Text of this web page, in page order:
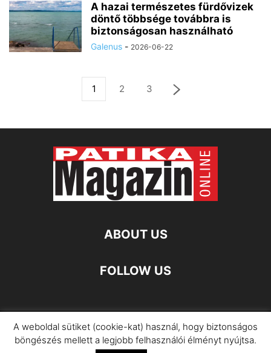
A hazai természetes fürdővizek
döntő többsége továbbra is
biztonságosan használható
Galenus - 2026-06-22
1 2 3
ABOUT US
FOLLOW US
Impresszum Adatkezelési Információ
A weboldal sütiket (cookie-kat) használ, hogy biztonságos
böngészés mellett a legjobb felhasználói élményt nyújtsa.